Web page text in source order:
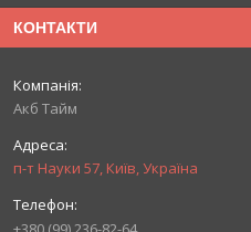
КОНТАКТИ
Акб Тайм
п-т Науки 57, Київ, Україна